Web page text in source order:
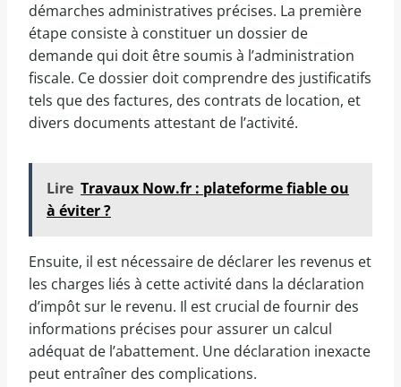
démarches administratives précises. La première
étape consiste à constituer un dossier de
demande qui doit être soumis à l’administration
fiscale. Ce dossier doit comprendre des justificatifs
tels que des factures, des contrats de location, et
divers documents attestant de l’activité.
Lire Travaux Now.fr : plateforme fiable ou
à éviter ?
Ensuite, il est nécessaire de déclarer les revenus et
les charges liés à cette activité dans la déclaration
d’impôt sur le revenu. Il est crucial de fournir des
informations précises pour assurer un calcul
adéquat de l’abattement. Une déclaration inexacte
peut entraîner des complications.